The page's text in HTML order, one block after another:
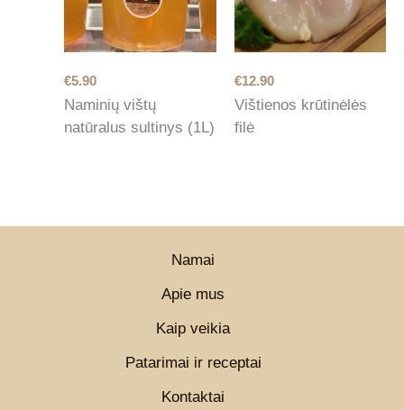
€5.90
Naminių vištų
natūralus sultinys (1L)
€12.90
Vištienos krūtinėlės
filė
Namai
Apie mus
Kaip veikia
Patarimai ir receptai
Kontaktai